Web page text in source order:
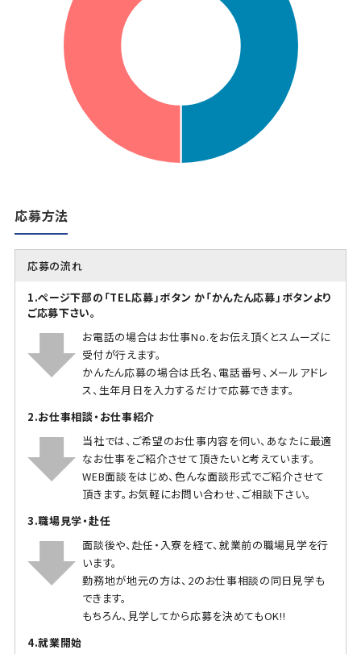
応募方法
応募の流れ
1.ページ下部の「TEL応募」ボタン か「かんたん応募」ボタンより
ご応募下さい。
お電話の場合はお仕事No.をお伝え頂くとスムーズに
受付が行えます。
かんたん応募の場合は氏名、電話番号、メールアドレ
ス、生年月日を入力するだけで応募できます。
2.お仕事相談・お仕事紹介
当社では、ご希望のお仕事内容を伺い、あなたに最適
なお仕事をご紹介させて頂きたいと考えています。
WEB面談をはじめ、色んな面談形式でご紹介させて
頂きます。お気軽にお問い合わせ、ご相談下さい。
3.職場見学・赴任
面談後や、赴任・入寮を経て、就業前の職場見学を行
います。
勤務地が地元の方は、2のお仕事相談の同日見学も
できます。
もちろん、見学してから応募を決めてもOK!!
4.就業開始